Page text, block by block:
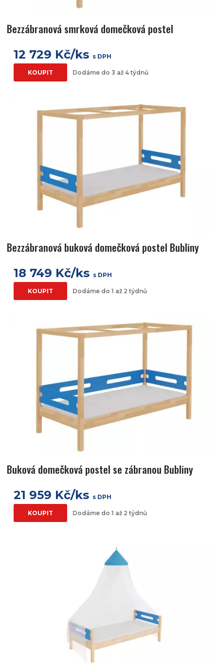
Bezzábranová smrková domečková postel
12 729 Kč/ks s DPH
KOUPIT Dodáme do 3 až 4 týdnů
Bezzábranová buková domečková postel Bubliny
18 749 Kč/ks s DPH
KOUPIT Dodáme do 1 až 2 týdnů
Buková domečková postel se zábranou Bubliny
21 959 Kč/ks s DPH
KOUPIT Dodáme do 1 až 2 týdnů